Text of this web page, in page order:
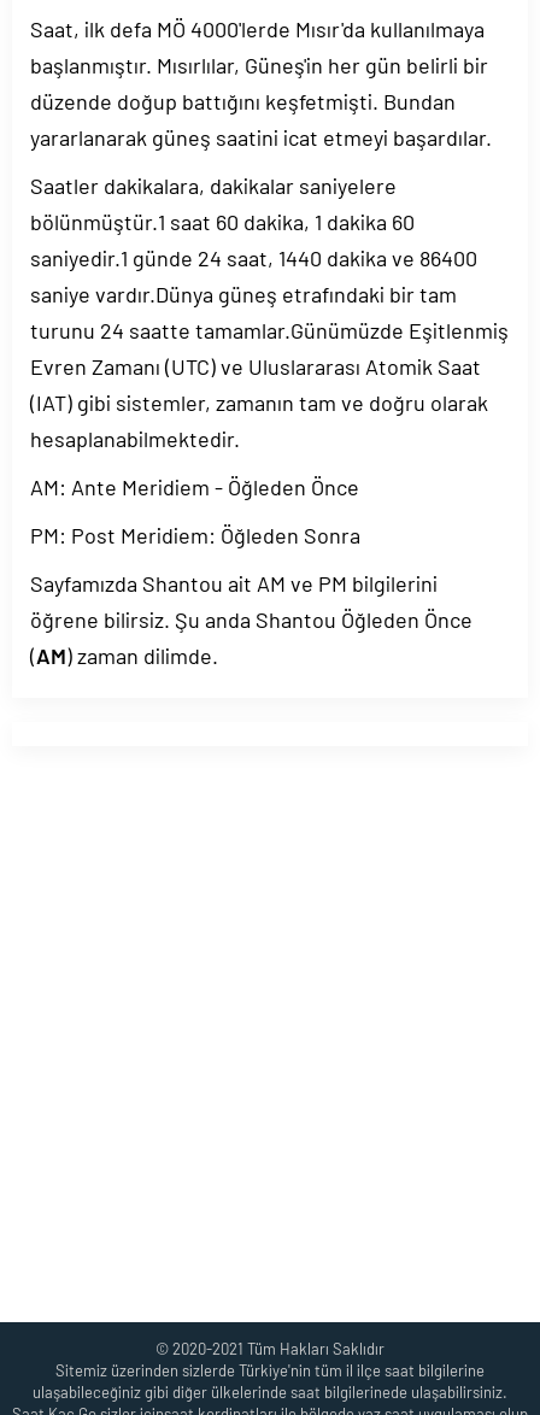
Saat, ilk defa MÖ 4000'lerde Mısır'da kullanılmaya
başlanmıştır. Mısırlılar, Güneş'in her gün belirli bir
düzende doğup battığını keşfetmişti. Bundan
yararlanarak güneş saatini icat etmeyi başardılar.
Saatler dakikalara, dakikalar saniyelere
bölünmüştür.1 saat 60 dakika, 1 dakika 60
saniyedir.1 günde 24 saat, 1440 dakika ve 86400
saniye vardır.Dünya güneş etrafındaki bir tam
turunu 24 saatte tamamlar.Günümüzde Eşitlenmiş
Evren Zamanı (UTC) ve Uluslararası Atomik Saat
(IAT) gibi sistemler, zamanın tam ve doğru olarak
hesaplanabilmektedir.
AM: Ante Meridiem - Öğleden Önce
PM: Post Meridiem: Öğleden Sonra
Sayfamızda Shantou ait AM ve PM bilgilerini
öğrene bilirsiz. Şu anda Shantou Öğleden Önce
(AM) zaman dilimde.
© 2020-2021 Tüm Hakları Saklıdır
Sitemiz üzerinden sizlerde Türkiye'nin tüm il ilçe saat bilgilerine
ulaşabileceğiniz gibi diğer ülkelerinde saat bilgilerinede ulaşabilirsiniz.